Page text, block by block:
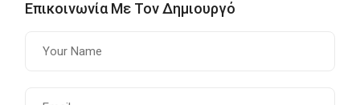
Επικοινωνία Με Τον Δημιουργό